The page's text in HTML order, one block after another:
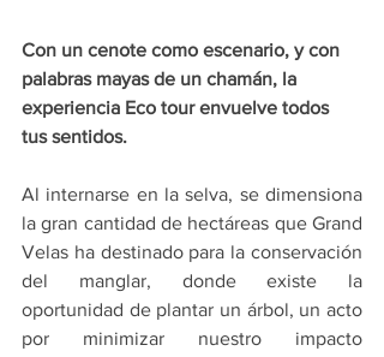
Con un cenote como escenario, y con
palabras mayas de un chamán, la
experiencia Eco tour envuelve todos
tus sentidos.
Al internarse en la selva, se dimensiona
la gran cantidad de hectáreas que Grand
Velas ha destinado para la conservación
del manglar, donde existe la
oportunidad de plantar un árbol, un acto
por minimizar nuestro impacto